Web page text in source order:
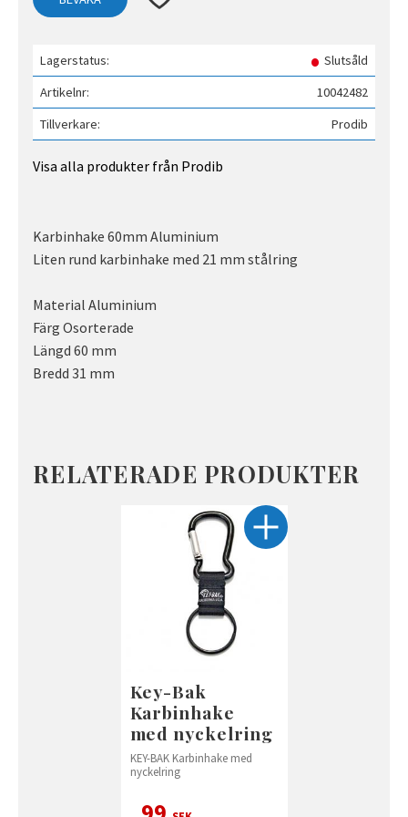
Lagerstatus
Slutsåld
Artikelnr
10042482
Tillverkare
Prodib
Visa alla produkter från Prodib
Karbinhake 60mm Aluminium
Liten rund karbinhake med 21 mm stålring
Material Aluminium
Färg Osorterade
Längd 60 mm
Bredd 31 mm
RELATERADE PRODUKTER
Key-Bak
Karbinhake
med nyckelring
KEY-BAK Karbinhake med
nyckelring